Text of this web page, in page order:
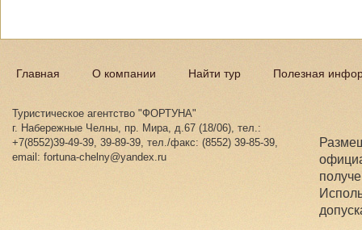
Главная О компании Найти тур Полезная
Туристическое агентство "ФОРТУНА"
г. Набережные Челны, пр. Мира, д.67 (18/06), тел.:
+7(8552)39-49-39, 39-89-39, тел./факс: (8552) 39-85-39,
email: fortuna-chelny@yandex.ru